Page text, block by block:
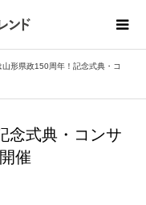
山形県政150周年！記念式典・コ
念式典・コンサ
催